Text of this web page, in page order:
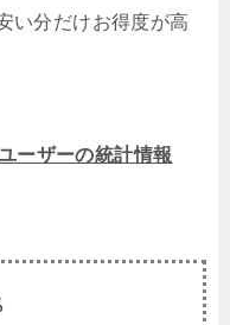
い分だけお得度が高
ーザーの統計情報